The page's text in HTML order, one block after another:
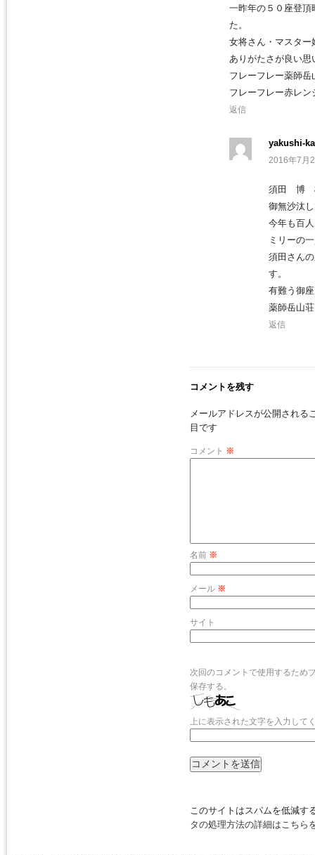
一昨年の５０座登頂
た。
女将さん・マスター
ありがたさが良い思
フレーフレー薬師岳
フレーフレー赤レン
返信
yakushi-
2016年7月
須田 博
御無沙汰
今年も百
ミリーの
須田さん
す。
有難う御
薬師岳山
返信
コメントを残す
メールアドレスが公開される
目です
コメント ※
名前 ※
メール ※
サイト
次回のコメントで使用するため
保存する。
上に表示された文字を入力して
このサイトはスパムを低減す
タの処理方法の詳細はこちら